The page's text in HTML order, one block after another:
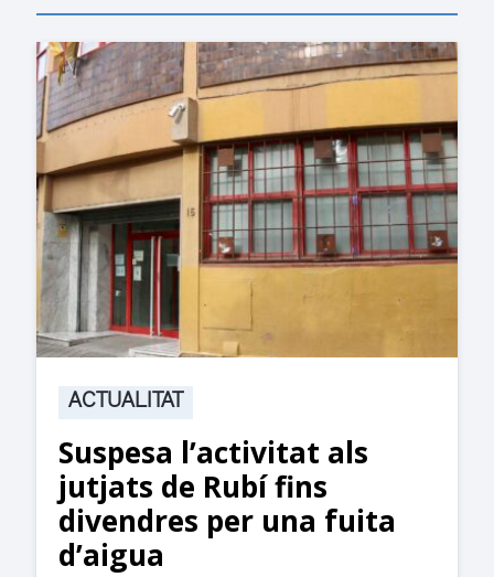
ACTUALITAT
Suspesa l’activitat als
jutjats de Rubí fins
divendres per una fuita
d’aigua